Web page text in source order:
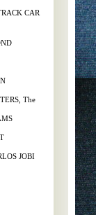
CAR
The
JOBI